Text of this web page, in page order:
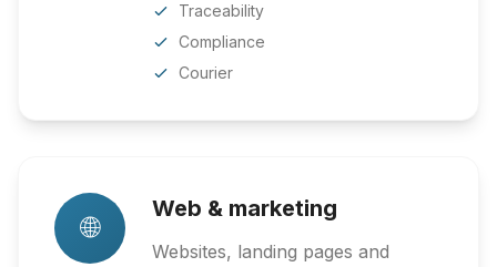
Traceability
Compliance
Courier
🌐
Web & marketing
Websites, landing pages and